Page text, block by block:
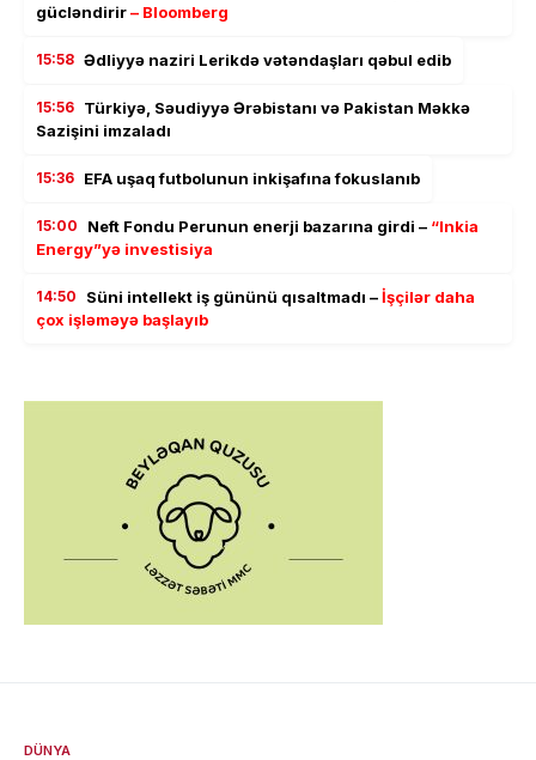
gücləndirir– Bloomberg
15:58 Ədliyyə naziri Lerikdə vətəndaşları qəbul edib
15:56 Türkiyə, Səudiyyə Ərəbistanı və Pakistan Məkkə
Sazişini imzaladı
15:36 EFA uşaq futbolunun inkişafına fokuslanıb
15:00 Neft Fondu Perunun enerji bazarına girdi – “Inkia
Energy”yə investisiya
14:50 Süni intellekt iş gününü qısaltmadı –İşçilər daha
çox işləməyə başlayıb
DÜNYA